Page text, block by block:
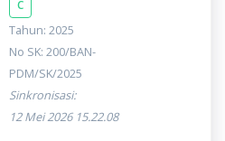
C
Tahun: 2025
No SK: 200/BAN-
PDM/SK/2025
Sinkronisasi:
12 Mei 2026 15.22.08